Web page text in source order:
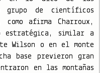
grupo de científicos
afirma Charroux,
estratégica, similar a
Wilson o en el monte
base previeron gran
en las montañas